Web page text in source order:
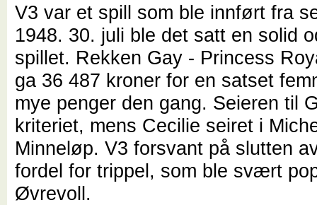
V3 var et spill som ble innført fra
1948. 30. juli ble det satt en solid
spillet. Rekken Gay - Princess
ga 36 487 kroner for en satset
mye penger den gang. Seieren til
kriteriet, mens Cecilie seiret i
Minneløp. V3 forsvant på slutten
fordel for trippel, som ble svært
Øvrevoll.